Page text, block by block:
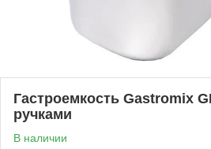
Гастроемкость Gastromix
ручками
В наличии